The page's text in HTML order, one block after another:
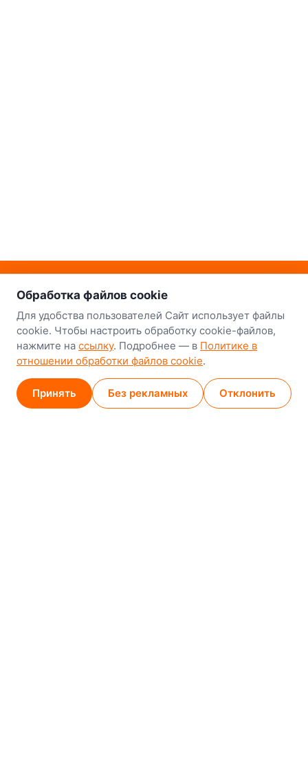
о нас
Наш склад-магазин:
Минск
8-й Путепроводный переулок, 5
GPS53.924752, 27.489820
Карта проезда
Обработка файлов cookie
Для удобства пользователей Сайт использует файлы
cookie. Чтобы настроить обработку cookie-файлов,
нажмите на ссылку. Подробнее — в Политике в
отношении обработки файлов cookie.
Принять Без рекламных Отклонить